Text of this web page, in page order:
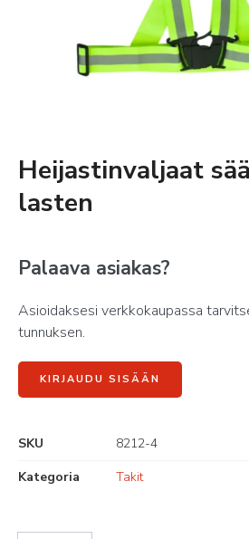
Heijastinvaljaat
lasten
Palaava asiakas?
Asioidaksesi verkkokaupassa
tunnuksen.
KIRJAUDU SISÄÄN
SKU
8212-4
Kategoria
Takit